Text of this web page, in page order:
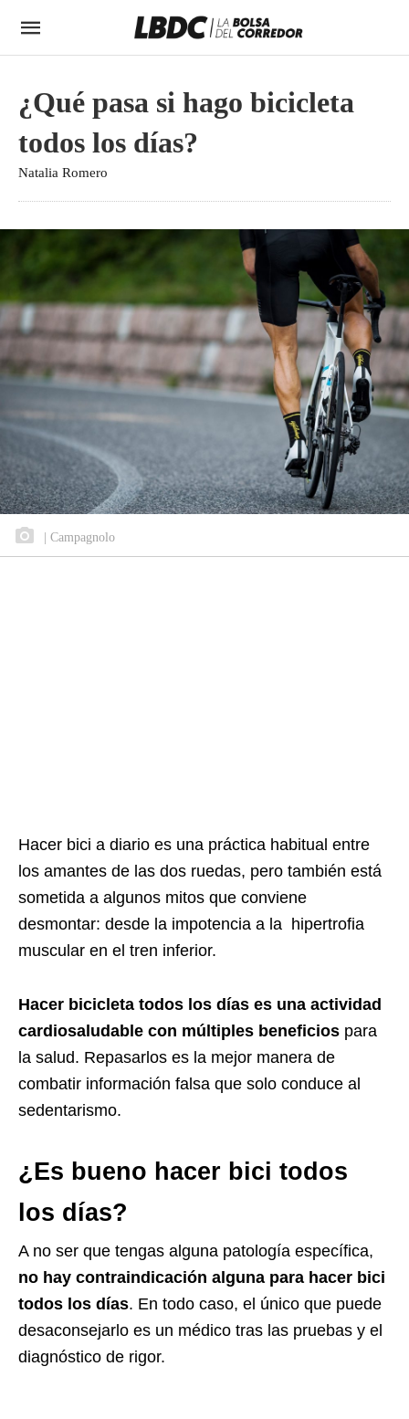
¿Qué pasa si hago bicicleta
todos los días?
Natalia Romero
| Campagnolo
Hacer bici a diario es una práctica habitual entre
los amantes de las dos ruedas, pero también está
sometida a algunos mitos que conviene
desmontar: desde la impotencia a la hipertrofia
muscular en el tren inferior.
Hacer bicicleta todos los días es una actividad
cardiosaludable con múltiples beneficios para
la salud. Repasarlos es la mejor manera de
combatir información falsa que solo conduce al
sedentarismo.
¿Es bueno hacer bici todos
los días?
A no ser que tengas alguna patología específica,
no hay contraindicación alguna para hacer bici
todos los días. En todo caso, el único que puede
desaconsejarlo es un médico tras las pruebas y el
diagnóstico de rigor.